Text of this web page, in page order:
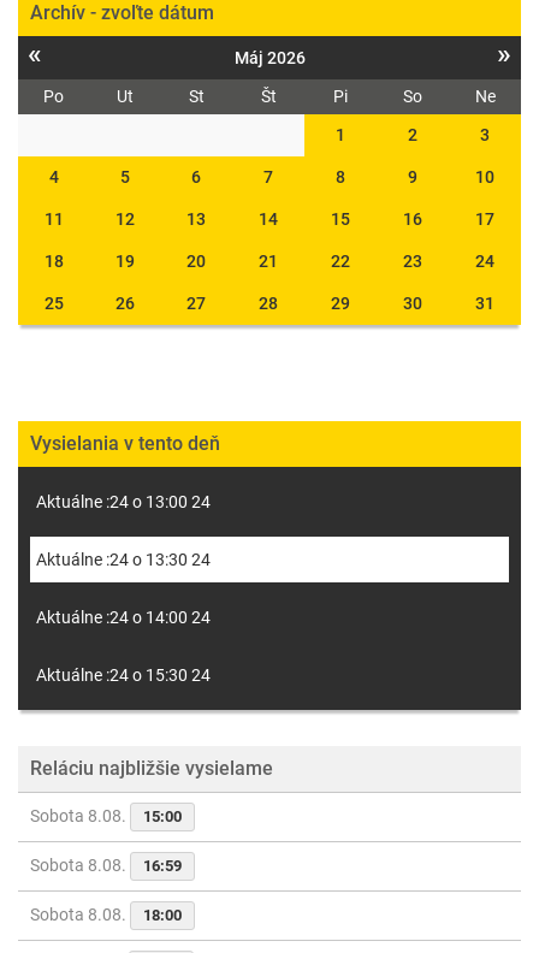
Archív - zvoľte dátum
« Máj 2026 »
Po Ut St Št Pi So
Ne
1
2 3
4 5 6 7 8 9 10
11 12 13 14 15 16 17
18 19 20 21 22 23 24
25 26 27 28 29 30 31
Vysielania v tento deň
Aktuálne :24 o 13:00 24
Aktuálne :24 o 13:30 24
Aktuálne :24 o 14:00 24
Aktuálne :24 o 15:30 24
Reláciu najbližšie vysielame
Sobota 8.08. 15:00
Sobota 8.08. 16:59
Sobota 8.08. 18:00